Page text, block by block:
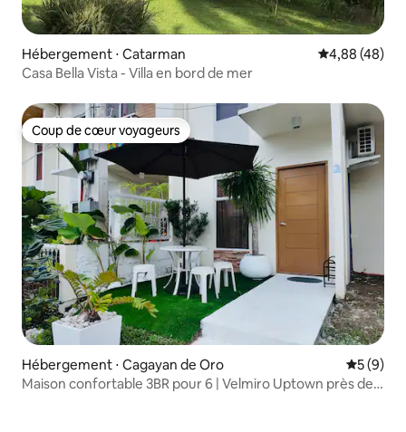
Hébergement ⋅ Catarman Évaluation
4,88 (48)
Casa Bella Vista - Villa en bord de mer
Coup de cœur voyageurs
Coup de cœur voyageurs
Hébergement ⋅ Cagayan de Oro
5 (9)
Maison confortable 3BR pour 6 | Velmiro Uptown près de